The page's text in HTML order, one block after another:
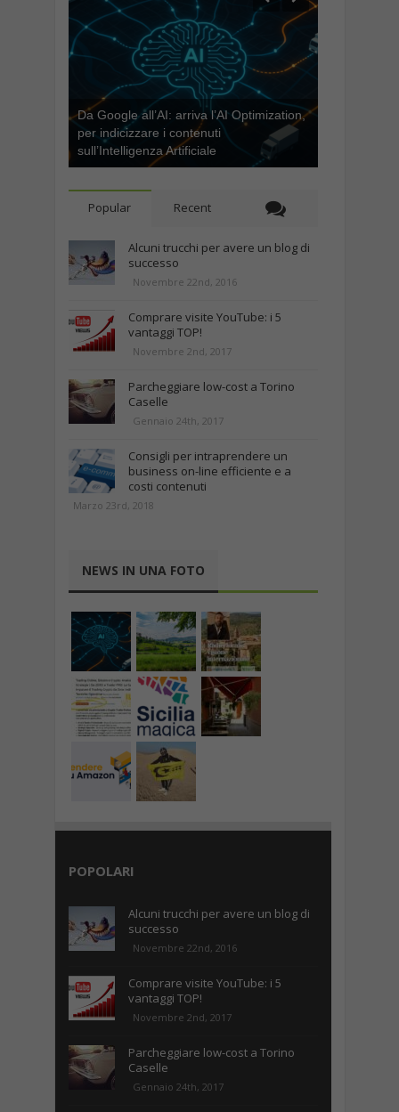
Da Google all’AI: arriva l’AI Optimization,
per indicizzare i contenuti
sull’Intelligenza Artificiale
Popular Recent
Alcuni trucchi per avere un blog di
successo
Novembre 22nd, 2016
Comprare visite YouTube: i 5
vantaggi TOP!
Novembre 2nd, 2017
Parcheggiare low-cost a Torino
Caselle
Gennaio 24th, 2017
Consigli per intraprendere un
business on-line efficiente e a
costi contenuti
Marzo 23rd, 2018
NEWS IN UNA FOTO
POPOLARI
Alcuni trucchi per avere un blog di
successo
Novembre 22nd, 2016
Comprare visite YouTube: i 5
vantaggi TOP!
Novembre 2nd, 2017
Parcheggiare low-cost a Torino
Caselle
Gennaio 24th, 2017